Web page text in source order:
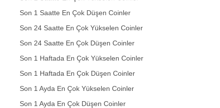
Son 1 Saatte En Çok Düşen Coinler
Son 24 Saatte En Çok Yükselen Coinler
Son 24 Saatte En Çok Düşen Coinler
Son 1 Haftada En Çok Yükselen Coinler
Son 1 Haftada En Çok Düşen Coinler
Son 1 Ayda En Çok Yükselen Coinler
Son 1 Ayda En Çok Düşen Coinler